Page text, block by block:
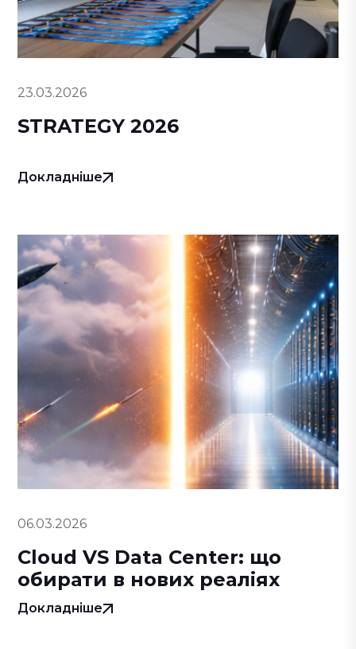
23.03.2026
STRATEGY 2026
Докладніше
06.03.2026
Cloud VS Data Center: що
обирати в нових реаліях
Докладніше